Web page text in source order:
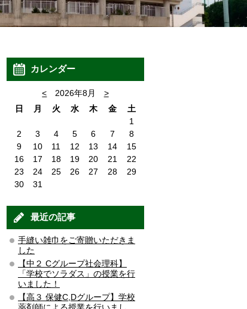
カレンダー
< 2026年8月
>
日
月 火 水 木 金
土
1
2
3 4 5 6 7
8
9
10 11 12 13 14
15
16
17 18 19 20 21
22
23
24 25 26 27 28
29
30
31
最近の記事
手縫い雑巾をご寄贈いただきま
した
【中２ Cグループ社会理科】
「学校でソラダス」の授業を行
いました！
【高３ 保健C,Dグループ】学校